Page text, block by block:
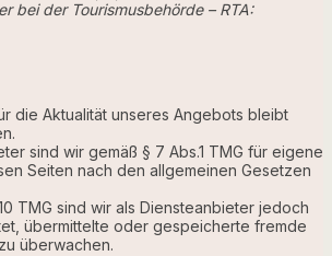
bei der Tourismusbehörde – RTA:
die Aktualität unseres Angebots bleibt
sind wir gemäß § 7 Abs.1 TMG für eigene
Seiten nach den allgemeinen Gesetzen
TMG sind wir als Diensteanbieter jedoch
übermittelte oder gespeicherte fremde
überwachen.